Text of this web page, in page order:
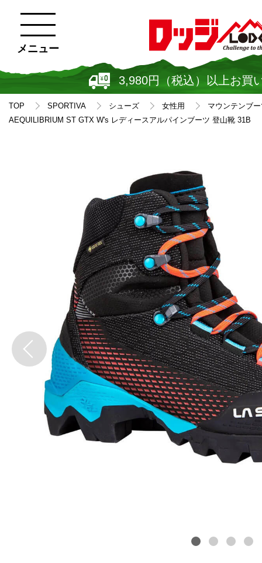
3,980円（税込）以上お買
メニュー
TOP SPORTIVA シューズ 女性用
マウンテンブ
AEQUILIBRIUM ST GTX W's レディースアルパインブーツ 登山靴 31B